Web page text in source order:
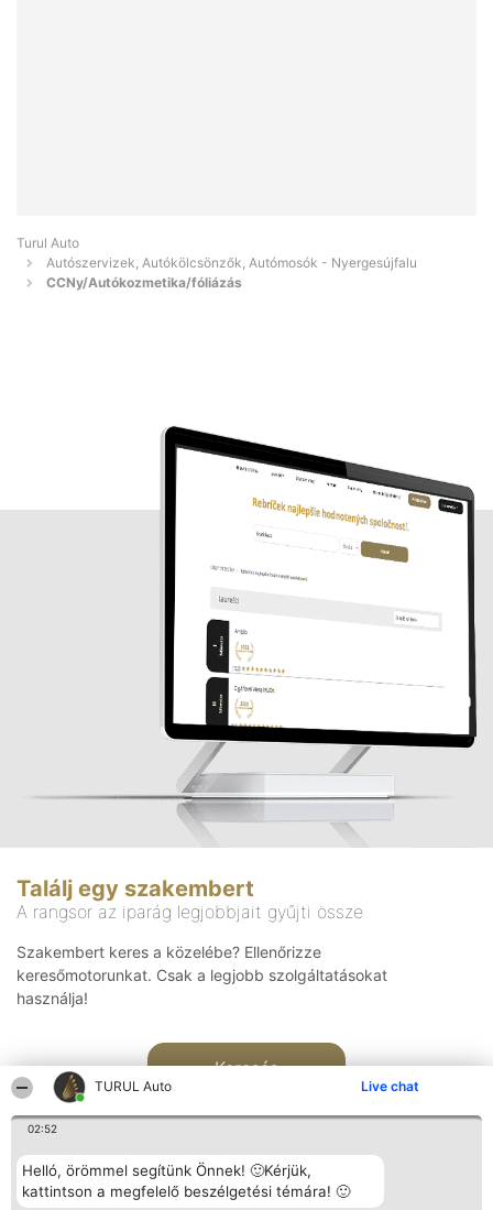
TURUL Auto Live chat
02:52
Helló, örömmel segítünk Önnek! 🙂Kérjük,
kattintson a megfelelő beszélgetési témára! 🙂
Turul Auto
Autószervizek, Autókölcsönzők, Autómosók - Nyergesújfalu
CCNy/Autókozmetika/fóliázás
Találj egy szakembert
A rangsor az iparág legjobbjait gyűjti össze
Szakembert keres a közelébe? Ellenőrizze
keresőmotorunkat. Csak a legjobb szolgáltatásokat
használja!
Keresés